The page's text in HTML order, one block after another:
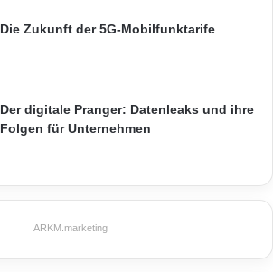
Die Zukunft der 5G-Mobilfunktarife
Der digitale Pranger: Datenleaks und ihre
Folgen für Unternehmen
ARKM.marketing